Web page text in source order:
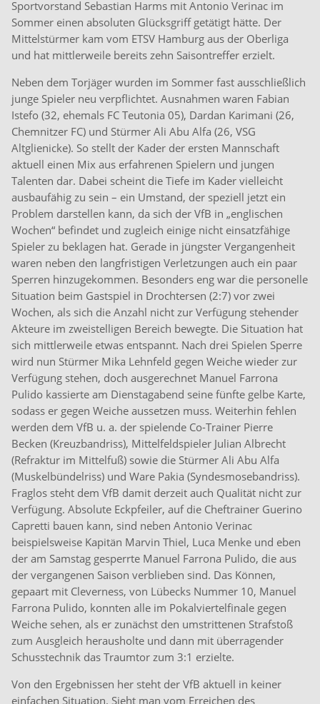
Sportvorstand Sebastian Harms mit Antonio Verinac im
Sommer einen absoluten Glücksgriff getätigt hätte. Der
Mittelstürmer kam vom ETSV Hamburg aus der Oberliga
und hat mittlerweile bereits zehn Saisontreffer erzielt.
Neben dem Torjäger wurden im Sommer fast ausschließlich
junge Spieler neu verpflichtet. Ausnahmen waren Fabian
Istefo (32, ehemals FC Teutonia 05), Dardan Karimani (26,
Chemnitzer FC) und Stürmer Ali Abu Alfa (26, VSG
Altglienicke). So stellt der Kader der ersten Mannschaft
aktuell einen Mix aus erfahrenen Spielern und jungen
Talenten dar. Dabei scheint die Tiefe im Kader vielleicht
ausbaufähig zu sein – ein Umstand, der speziell jetzt ein
Problem darstellen kann, da sich der VfB in „englischen
Wochen“ befindet und zugleich einige nicht einsatzfähige
Spieler zu beklagen hat. Gerade in jüngster Vergangenheit
waren neben den langfristigen Verletzungen auch ein paar
Sperren hinzugekommen. Besonders eng war die personelle
Situation beim Gastspiel in Drochtersen (2:7) vor zwei
Wochen, als sich die Anzahl nicht zur Verfügung stehender
Akteure im zweistelligen Bereich bewegte. Die Situation hat
sich mittlerweile etwas entspannt. Nach drei Spielen Sperre
wird nun Stürmer Mika Lehnfeld gegen Weiche wieder zur
Verfügung stehen, doch ausgerechnet Manuel Farrona
Pulido kassierte am Dienstagabend seine fünfte gelbe Karte,
sodass er gegen Weiche aussetzen muss. Weiterhin fehlen
werden dem VfB u. a. der spielende Co-Trainer Pierre
Becken (Kreuzbandriss), Mittelfeldspieler Julian Albrecht
(Refraktur im Mittelfuß) sowie die Stürmer Ali Abu Alfa
(Muskelbündelriss) und Ware Pakia (Syndesmosebandriss).
Fraglos steht dem VfB damit derzeit auch Qualität nicht zur
Verfügung. Absolute Eckpfeiler, auf die Cheftrainer Guerino
Capretti bauen kann, sind neben Antonio Verinac
beispielsweise Kapitän Marvin Thiel, Luca Menke und eben
der am Samstag gesperrte Manuel Farrona Pulido, die aus
der vergangenen Saison verblieben sind. Das Können,
gepaart mit Cleverness, von Lübecks Nummer 10, Manuel
Farrona Pulido, konnten alle im Pokalviertelfinale gegen
Weiche sehen, als er zunächst den umstrittenen Strafstoß
zum Ausgleich herausholte und dann mit überragender
Schusstechnik das Traumtor zum 3:1 erzielte.
Von den Ergebnissen her steht der VfB aktuell in keiner
einfachen Situation. Sieht man vom Erreichen des